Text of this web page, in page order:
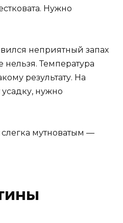
Нужно
неприятный запах
нельзя. Температура
результату. На
усадку, нужно
слегка мутноватым —